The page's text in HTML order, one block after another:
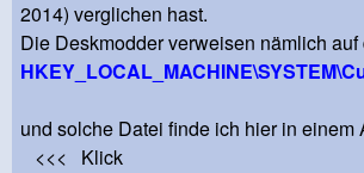
2014) verglichen hast.
Die Deskmodder verweisen nämlich
und solche Datei finde ich hier in
<<< Klick